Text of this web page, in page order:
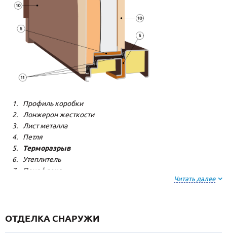
Профиль коробки
Лонжерон жесткости
Лист металла
Петля
Терморазрыв
Утеплитель
Пенофлекс
Резиновый уплотнитель
Читать далее
ОТДЕЛКА СНАРУЖИ